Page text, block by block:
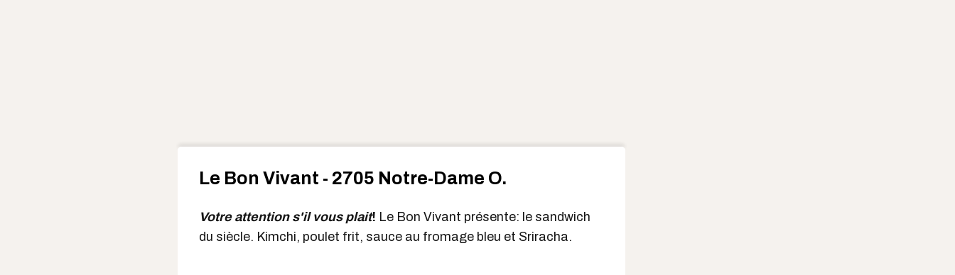
Le Bon Vivant - 2705 Notre-Dame O.
Votre attention s'il vous plait! Le Bon Vivant présente: le sandwich
du siècle. Kimchi, poulet frit, sauce au fromage bleu et Sriracha.